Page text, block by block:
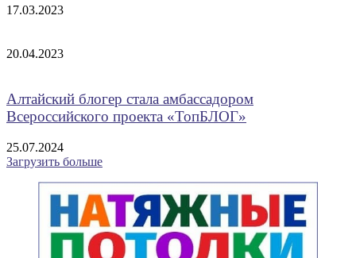
17.03.2023
20.04.2023
Алтайский блогер стала амбассадором
Всероссийского проекта «ТопБЛОГ»
25.07.2024
Загрузить больше